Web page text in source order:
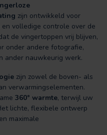
zijn ontwikkeld voor
volledige controle over de
de vingertoppen vrij blijven,
onder andere fotografie,
ander nauwkeurig werk.
zijn zowel de boven- als
verwarmingselementen.
360° warmte, terwijl uw
lichte, flexibele ontwerp
maximale